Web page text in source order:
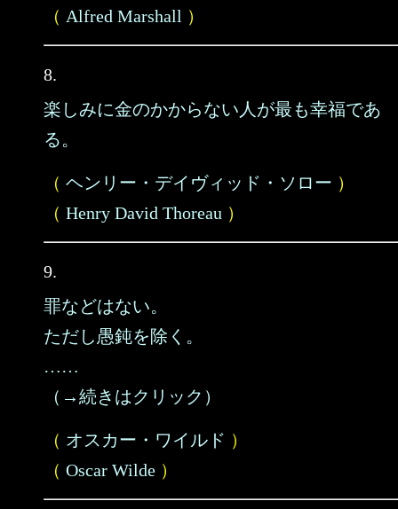
（ Alfred Marshall ）
8.
楽しみに金のかからない人が最も幸福であ
る。
（ ヘンリー・デイヴィッド・ソロー ）
（ Henry David Thoreau ）
9.
罪などはない。
ただし愚鈍を除く。
……
（→続きはクリック）
（ オスカー・ワイルド ）
（ Oscar Wilde ）